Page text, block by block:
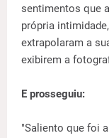
sentimentos que
própria
extrapolaram a
exibirem a
E prosseguiu:
"Saliento que foi